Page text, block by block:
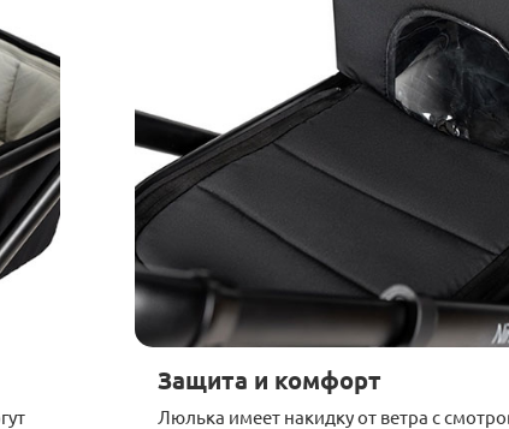
Защита и комфорт
Люлька имеет накидку от ветра с